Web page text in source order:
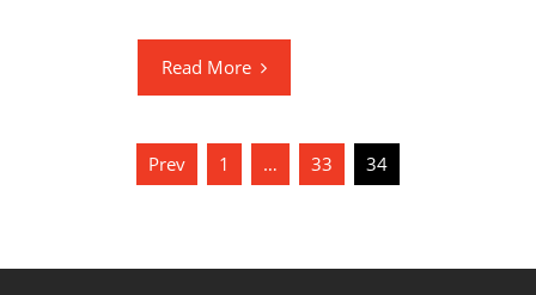
Read More
ПагинацијаPrev 1 … 33 34